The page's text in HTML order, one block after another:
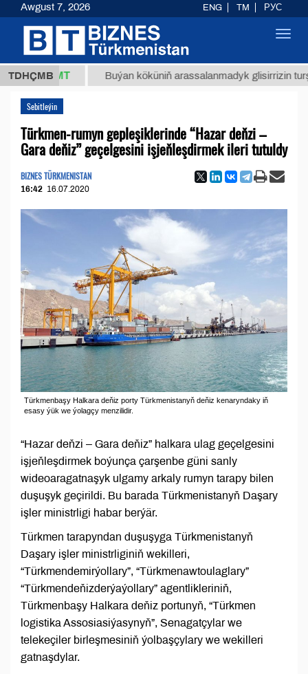
TDHÇMB
ТМТ Buýan köküniň arassalanmadyk glisirrizin turşusy (t.)
Sebitleýin
Türkmen-rumyn gepleşiklerinde “Hazar deňzi –
Gara deňiz” geçelgesini işjeňleşdirmek ileri tutuldy
BIZNES TÜRKMENISTAN
16:42 16.07.2020
Türkmenbaşy Halkara deňiz porty Türkmenistanyň deňiz kenaryndaky iň
esasy ýük we ýolagçy menzilidir.
“Hazar deňzi – Gara deňiz” halkara ulag geçelgesini
işjeňleşdirmek boýunça çarşenbe güni sanly
wideoaragatnaşyk ulgamy arkaly rumyn tarapy bilen
duşuşyk geçirildi. Bu barada Türkmenistanyň Daşary
işler ministrligi habar berýär.
Türkmen tarapyndan duşuşyga Türkmenistanyň
Daşary işler ministrliginiň wekilleri,
“Türkmendemirýollary”, “Türkmenawtoulaglary”
“Türkmendeňizderýaýollary” agentlikleriniň,
Türkmenbaşy Halkara deňiz portunyň, “Türkmen
logistika Assosiasiýasynyň”, Senagatçylar we
telekeçiler birleşmesiniň ýolbaşçylary we wekilleri
gatnaşdylar.
Awgust 7, 2026 ENG TM РУС